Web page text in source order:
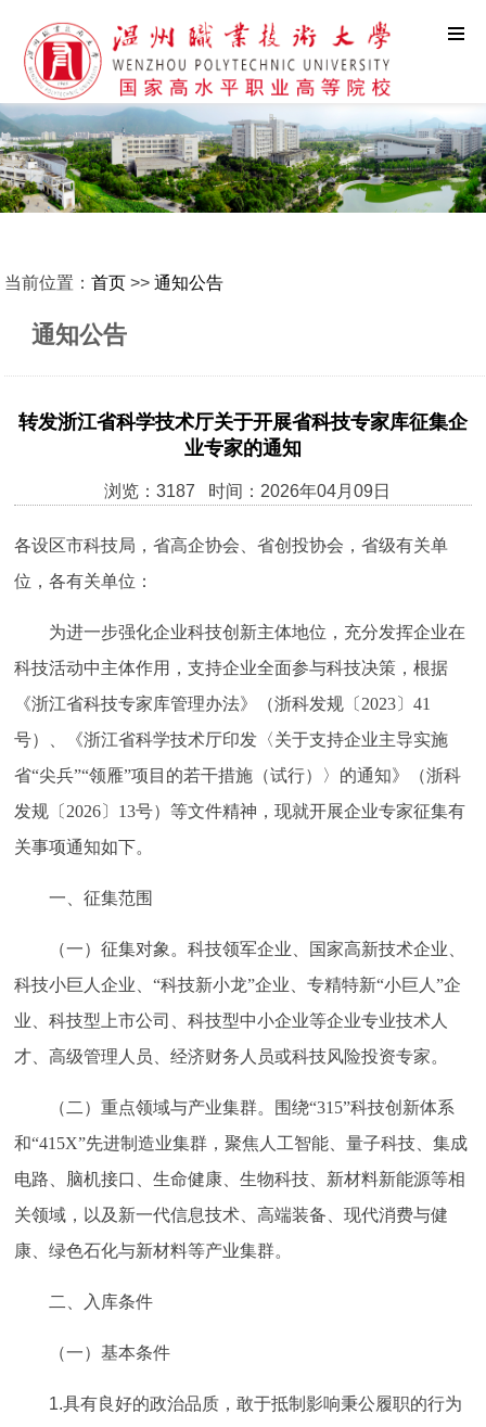
当前位置：首页 >>通知公告
通知公告
转发浙江省科学技术厅关于开展省科技专家库征集企
业专家的通知
浏览：3187 时间：2026年04月09日
各设区市科技局，省高企协会、省创投协会，省级有关单
位，各有关单位：
为进一步强化企业科技创新主体地位，充分发挥企业在
科技活动中主体作用，支持企业全面参与科技决策，根据
《浙江省科技专家库管理办法》（浙科发规〔 2023〕41
号）、《浙江省科学技术厅印发〈关于支持企业主导实施
省“尖兵”“领雁”项目的若干措施（试行）〉的通知》（浙科
发规〔2026〕13号）等文件精神，现就开展企业专家征集有
关事项通知如下。
一、征集范围
（一）征集对象。科技领军企业、国家高新技术企业、
科技小巨人企业、“科技新小龙”企业、专精特新“小巨人”企
业、科技型上市公司、科技型中小企业等企业专业技术人
才、高级管理人员、经济财务人员或科技风险投资专家。
（二）重点领域与产业集群。围绕“315”科技创新体系
和“415X”先进制造业集群，聚焦人工智能、量子科技、集成
电路、脑机接口、生命健康、生物科技、新材料新能源等相
关领域，以及新一代信息技术、高端装备、现代消费与健
康、绿色石化与新材料等产业集群。
二、入库条件
（一）基本条件
1.具有良好的政治品质，敢于抵制影响秉公履职的行为